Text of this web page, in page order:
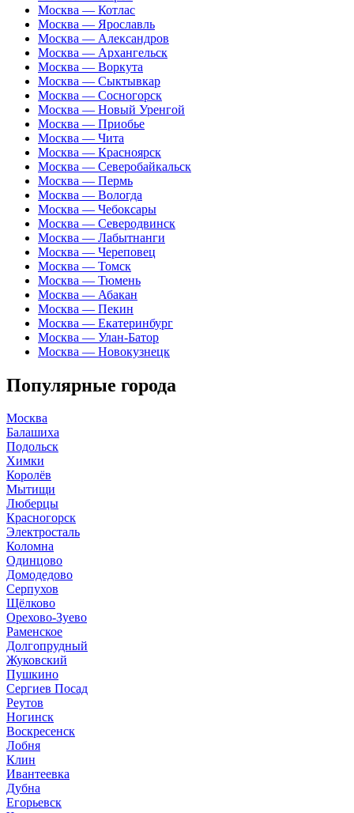
Москва — Котлас
Москва — Ярославль
Москва — Александров
Москва — Архангельск
Москва — Воркута
Москва — Сыктывкар
Москва — Сосногорск
Москва — Новый Уренгой
Москва — Приобье
Москва — Чита
Москва — Красноярск
Москва — Северобайкальск
Москва — Пермь
Москва — Вологда
Москва — Чебоксары
Москва — Северодвинск
Москва — Лабытнанги
Москва — Череповец
Москва — Томск
Москва — Тюмень
Москва — Абакан
Москва — Пекин
Москва — Екатеринбург
Москва — Улан-Батор
Москва — Новокузнецк
Популярные города
Москва
Балашиха
Подольск
Химки
Королёв
Мытищи
Люберцы
Красногорск
Электросталь
Коломна
Одинцово
Домодедово
Серпухов
Щёлково
Орехово-Зуево
Раменское
Долгопрудный
Жуковский
Пушкино
Сергиев Посад
Реутов
Ногинск
Воскресенск
Лобня
Клин
Ивантеевка
Дубна
Егорьевск